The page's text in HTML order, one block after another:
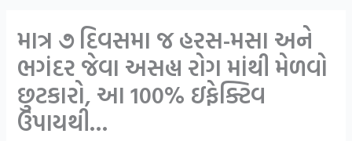
માત્ર ૭ દિવસમા જ હરસ-મસા અને
ભગંદર જેવા અસહ્ય રોગ માંથી મેળવો
છુટકારો, આ 100% ઇફેક્ટિવ
ઉપાયથી…